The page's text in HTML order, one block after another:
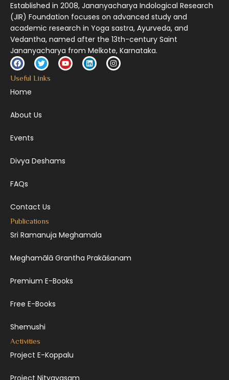
Established in 2008, Jananyacharya Indological Research
(JIR) Foundation focuses on advanced study and
academic research in Yoga sastra, Ayurveda, and
Vedantha, named after the 13th-century Saint
Jananyacharya from Melkote, Karnataka.
Useful Links
Home
About Us
Events
Divya Deshams
FAQs
Contact Us
Publications
Sri Ramanuja Meghamala
Meghamālā Grantha Prakāśanam
Premium E-Books
Free E-Books
Shemushi
Activities
Project E-Koppalu